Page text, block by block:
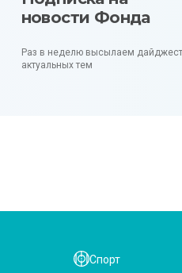
новости Фонда
Раз в неделю высылаем дайджест
актуальных тем
Спорт